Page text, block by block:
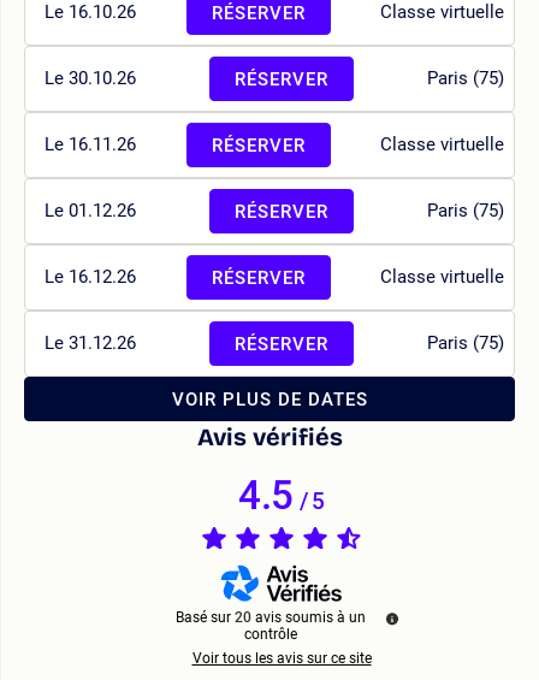
Le 16.10.26 Classe virtuelle
RÉSERVER
Le 30.10.26 Paris (75)
RÉSERVER
Le 16.11.26 Classe virtuelle
RÉSERVER
Le 01.12.26 Paris (75)
RÉSERVER
Le 16.12.26 Classe virtuelle
RÉSERVER
Le 31.12.26 Paris (75)
RÉSERVER
VOIR PLUS DE DATES
Avis vérifiés
4.5/5
Basé sur 20 avis soumis à un
contrôle
Voir tous les avis sur ce site